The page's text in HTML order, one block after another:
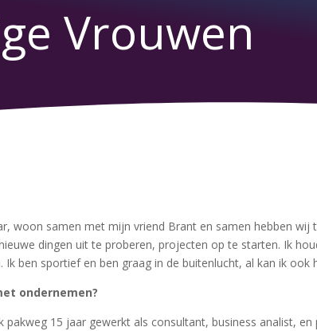
Vrouwen
woon samen met mijn vriend Brant en samen hebben
dingen uit te proberen, projecten op te starten. Ik
ben sportief en ben graag in de buitenlucht, al kan ik ook
ondernemen?
15 jaar gewerkt als consultant, business analist,